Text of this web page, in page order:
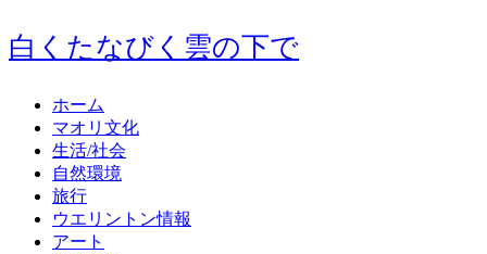
白くたなびく雲の下で
ホーム
マオリ文化
生活/社会
自然環境
旅行
ウエリントン情報
アート